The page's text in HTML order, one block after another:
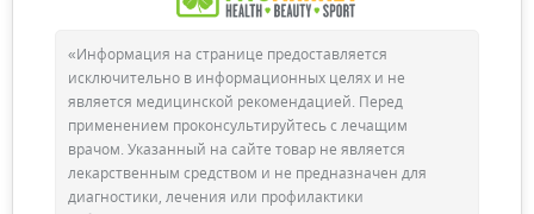
«Информация на странице предоставляется
исключительно в информационных целях и не
является медицинской рекомендацией. Перед
применением проконсультируйтесь с лечащим
врачом. Указанный на сайте товар не является
лекарственным средством и не предназначен для
диагностики, лечения или профилактики